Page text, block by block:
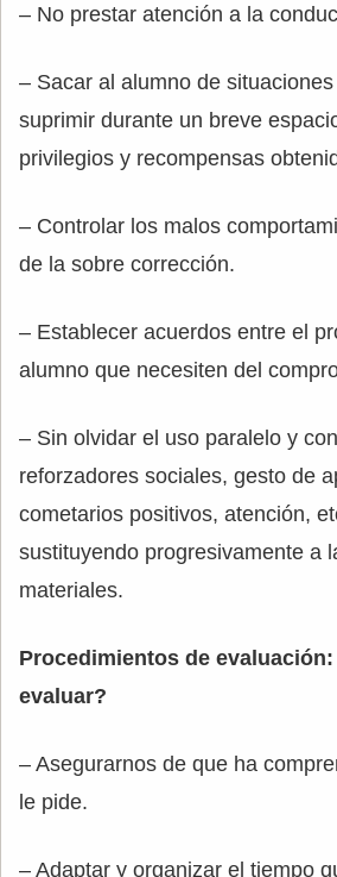
– No prestar atención a la
– Sacar al alumno de
suprimir durante un breve
privilegios y recompensas
– Controlar los malos
de la sobre corrección.
– Establecer acuerdos entre el
alumno que necesiten del
– Sin olvidar el uso paralelo y
reforzadores sociales, gesto de
cometarios positivos, atención,
sustituyendo progresivamente a
materiales.
Procedimientos de
evaluar?
– Asegurarnos de que ha
le pide.
– Adaptar y organizar el tiempo